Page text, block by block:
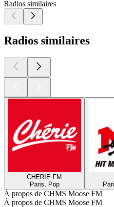
Radios similaires
Radios similaires
CHERIE FM
Paris, Pop
À propos de CHMS Moose FM
À propos de CHMS Moose FM